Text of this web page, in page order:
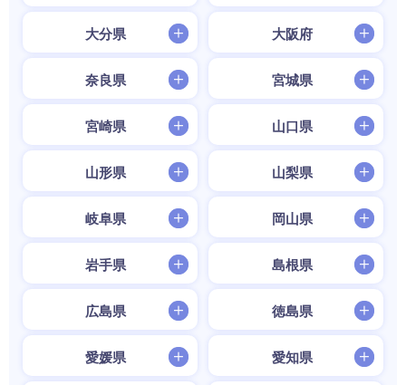
大分県 大阪府
奈良県 宮城県
宮崎県 山口県
山形県 山梨県
岐阜県 岡山県
岩手県 島根県
広島県 徳島県
愛媛県 愛知県